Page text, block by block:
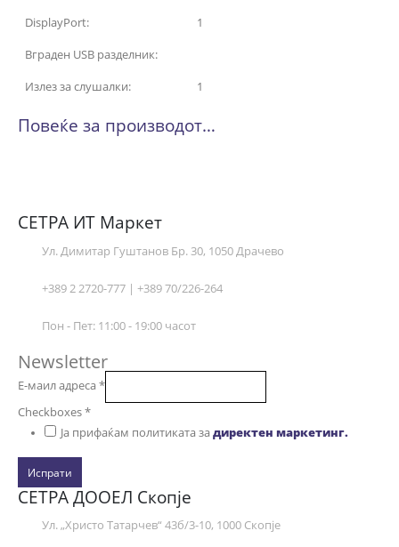
DisplayPort:
1
Вграден USB разделник:
Излез за слушалки:
1
Повеќе за производот…
СЕТРА ИТ Маркет
Ул. Димитар Гуштанов Бр. 30, 1050 Драчево
+389 2 2720-777 | +389 70/226-264
Пон - Пет: 11:00 - 19:00 часот
Newsletter
Е-маил адреса*
Checkboxes*
Ја прифаќам политиката задиректен маркетинг.
Испрати
СЕТРА ДООЕЛ Скопје
Ул. „Христо Татарчев“ 43б/3-10, 1000 Скопје